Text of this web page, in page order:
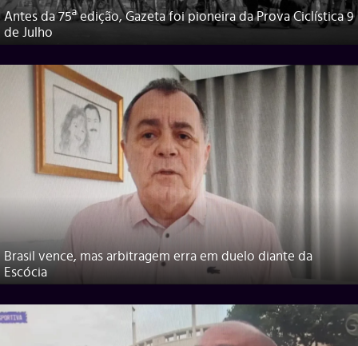
Antes da 75ª edição, Gazeta foi pioneira da Prova Ciclística 9
de Julho
Brasil vence, mas arbitragem erra em duelo diante da
Escócia